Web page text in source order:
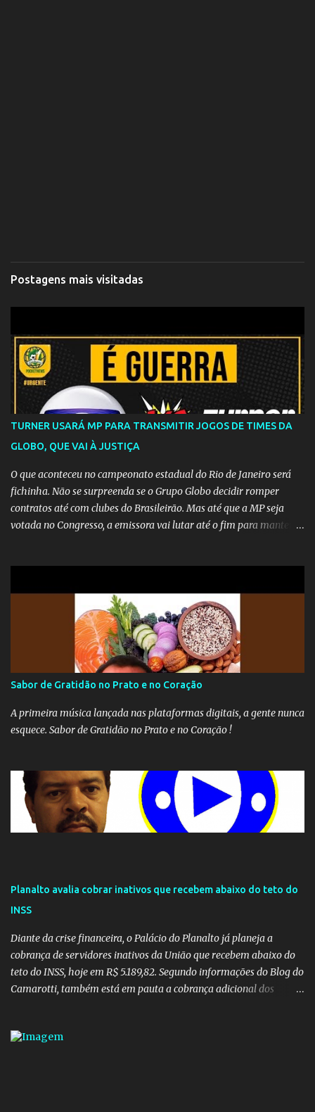
Postagens mais visitadas
TURNER USARÁ MP PARA TRANSMITIR JOGOS DE TIMES DA
GLOBO, QUE VAI À JUSTIÇA
O que aconteceu no campeonato estadual do Rio de Janeiro será
fichinha. Não se surpreenda se o Grupo Globo decidir romper
contratos até com clubes do Brasileirão. Mas até que a MP seja
votada no Congresso, a emissora vai lutar até o fim para manter o
Sabor de Gratidão no Prato e no Coração
A primeira música lançada nas plataformas digitais, a gente nunca
esquece. Sabor de Gratidão no Prato e no Coração !
Planalto avalia cobrar inativos que recebem abaixo do teto do
INSS
Diante da crise financeira, o Palácio do Planalto já planeja a
cobrança de servidores inativos da União que recebem abaixo do
teto do INSS, hoje em R$ 5.189,82. Segundo informações do Blog do
Camarotti, também está em pauta a cobrança adicional dos
aumentar o percentual de recolhimento para 14%. De acordo com